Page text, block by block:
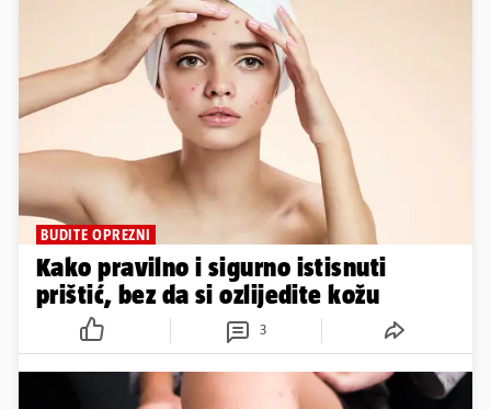
BUDITE OPREZNI
Kako pravilno i sigurno istisnuti
prištić, bez da si ozlijedite kožu
3